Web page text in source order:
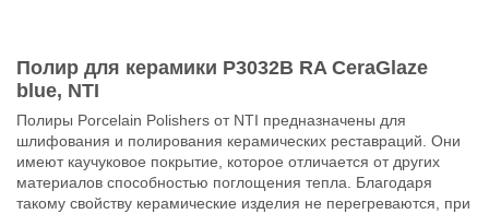
Полир для керамики P3032B RA CeraGlaze
blue, NTI
Полиры Porcelain Polishers от NTI предназначены для
шлифования и полирования керамических реставраций. Они
имеют каучуковое покрытие, которое отличается от других
материалов способностью поглощения тепла. Благодаря
такому свойству керамические изделия не перегреваются, при